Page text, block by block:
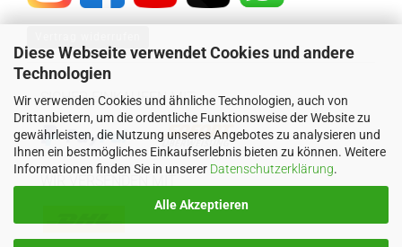
Diese Webseite verwendet Cookies und andere
Technologien
Wir verwenden Cookies und ähnliche Technologien, auch von
Drittanbietern, um die ordentliche Funktionsweise der Website zu
gewährleisten, die Nutzung unseres Angebotes zu analysieren und
Ihnen ein bestmögliches Einkaufserlebnis bieten zu können. Weitere
Informationen finden Sie in unserer Datenschutzerklärung.
Alle Akzeptieren
SICHER EINKAUFEN MIT